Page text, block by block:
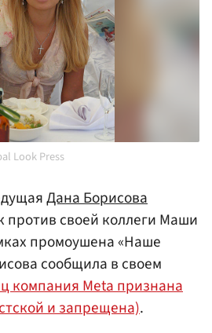
Look Press
Дана Борисова
против своей коллеги Маши
промоушена «Наше
сообщила в своем
компания Meta признана
и запрещена).